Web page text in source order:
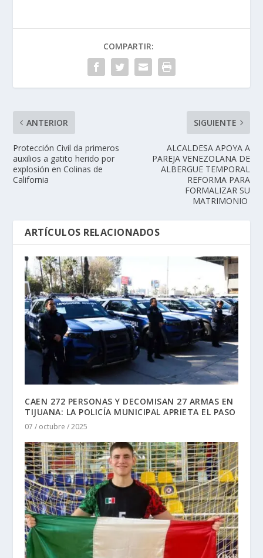
COMPARTIR:
ANTERIOR
Protección Civil da primeros
auxilios a gatito herido por
explosión en Colinas de
California
SIGUIENTE
ALCALDESA APOYA A
PAREJA VENEZOLANA DE
ALBERGUE TEMPORAL
REFORMA PARA
FORMALIZAR SU
MATRIMONIO
ARTÍCULOS RELACIONADOS
CAEN 272 PERSONAS Y DECOMISAN 27 ARMAS EN
TIJUANA: LA POLICÍA MUNICIPAL APRIETA EL PASO
07 / octubre / 2025